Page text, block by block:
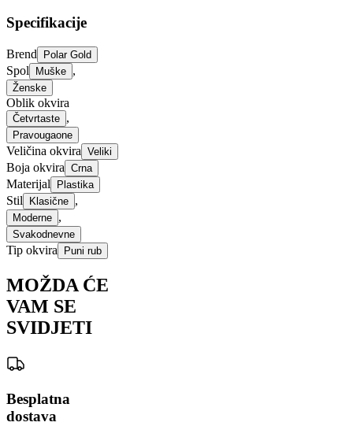
Specifikacije
Brend Polar Gold
Spol Muške ,
Ženske
Oblik okvira
Četvrtaste ,
Pravougaone
Veličina okvira Veliki
Boja okvira Crna
Materijal Plastika
Stil Klasične ,
Moderne ,
Svakodnevne
Tip okvira Puni rub
MOŽDA ĆE
VAM SE
SVIDJETI
Besplatna
dostava